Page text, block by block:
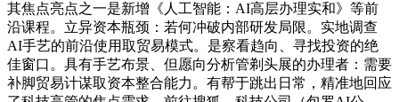
其焦点亮点之一是新增《人工智能：AI高层办理实和》等前
沿课程。立异资本瓶颈：若何冲破内部研发局限。实地调查
AI手艺的前沿使用取贸易模式。是察看趋向、寻找投资的绝
佳窗口。具有手艺布景、但愿向分析管剃头展的办理者：需要
补脚贸易计谋取资本整合能力。有帮于跳出日常，精准地回应